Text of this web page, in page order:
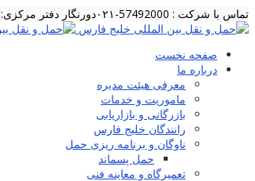
تماس با شرکت : 57492000-۰۲۱ دورنگار دفتر مرکزی: ۵۶۳۶۵۵۰۶-۰۲۱
صفحه نخست
درباره ما
معرفی هیئت مدیره
ماموریت و خدمات
بازرگانی و بازاریابی
رانندگان خلیج فارس
ناوگان و برنامه ریزی حمل
حمل پسماند
تعمیرگاه و معاینه فنی